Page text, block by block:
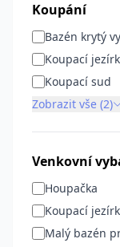
Koupání
Bazén krytý
Koupací
Koupací sud
Zobrazit vše (2)
Venkovní
Houpačka
Koupací
Malý bazén